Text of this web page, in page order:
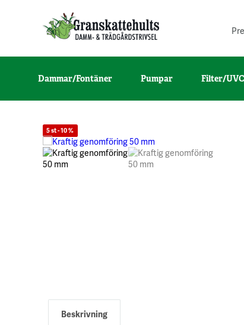
Dammar/Fontäner Pumpar Filter/UVC
5 st - 10 %
Beskrivning